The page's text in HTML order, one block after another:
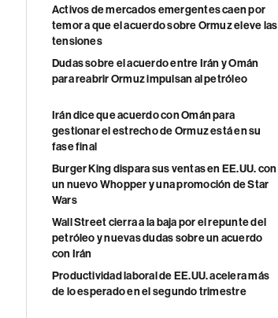
Activos de mercados emergentes caen por
temor a que el acuerdo sobre Ormuz eleve las
tensiones
Dudas sobre el acuerdo entre Irán y Omán
para reabrir Ormuz impulsan al petróleo
Irán dice que acuerdo con Omán para
gestionar el estrecho de Ormuz está en su
fase final
Burger King dispara sus ventas en EE.UU. con
un nuevo Whopper y una promoción de Star
Wars
Wall Street cierra a la baja por el repunte del
petróleo y nuevas dudas sobre un acuerdo
con Irán
Productividad laboral de EE.UU. acelera más
de lo esperado en el segundo trimestre